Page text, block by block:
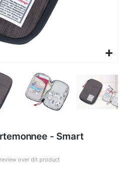
- Smart
over dit product